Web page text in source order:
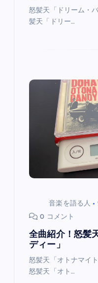
怒髪天「ドリーム・
髪天「ドリー…
音楽を語る人
0 コメント
全曲紹介！怒髪
ディー」
怒髪天「オトナマイ
怒髪天「オト…